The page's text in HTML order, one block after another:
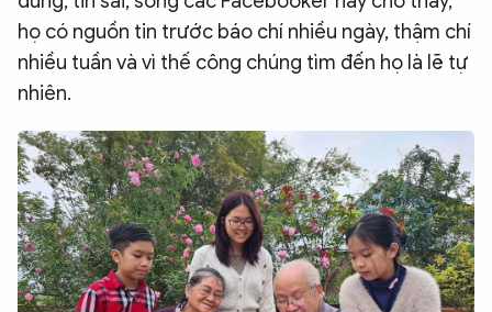
họ có nguồn tin trước báo chí nhiều ngày, thậm chí
nhiều tuần và vì thế công chúng tìm đến họ là lẽ tự
nhiên.